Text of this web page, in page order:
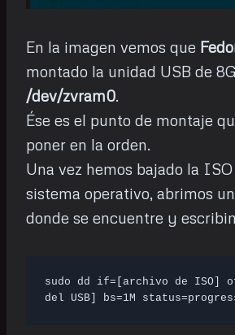
En la imagen vemos que
montado la unidad USB de
/dev/zvram0.
Ése es el punto de montaje
poner en la orden.
Una vez hemos bajado la
sistema operativo, abrimos
donde se encuentre y
sudo dd if=[archivo de ISO]
del USB] bs=1M